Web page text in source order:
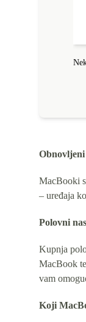
MacBooki
– uređaja
Polovni
Kupnja
MacBook
vam
Koji